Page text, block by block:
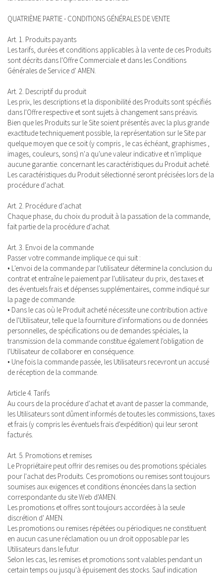
QUATRIÈME PARTIE - CONDITIONS GÉNÉRALES DE VENTE
Art. 1. Produits payants
Les tarifs, durées et conditions applicables à la vente de ces Produits
sont décrits dans l'Offre Commerciale et dans les Conditions
Générales de Service d' AMEN.
Art. 2. Descriptif du produit
Les prix, les descriptions et la disponibilité des Produits sont spécifiés
dans l'Offre respective et sont sujets à changement sans préavis.
Bien que les Produits sur le Site soient présentés avec la plus grande
exactitude techniquement possible, la représentation sur le Site par
quelque moyen que ce soit (y compris , le cas échéant, graphismes ,
images, couleurs, sons) n'a qu'une valeur indicative et n'implique
aucune garantie. concernant les caractéristiques du Produit acheté.
Les caractéristiques du Produit sélectionné seront précisées lors de la
procédure d'achat.
Art. 2. Procédure d'achat
Chaque phase, du choix du produit à la passation de la commande,
fait partie de la procédure d'achat.
Art. 3. Envoi de la commande
Passer votre commande implique ce qui suit :
• L'envoi de la commande par l'utilisateur détermine la conclusion du
contrat et entraîne le paiement par l'utilisateur du prix, des taxes et
des éventuels frais et dépenses supplémentaires, comme indiqué sur
la page de commande.
• Dans le cas où le Produit acheté nécessite une contribution active
de l'Utilisateur, telle que la fourniture d'informations ou de données
personnelles, de spécifications ou de demandes spéciales, la
transmission de la commande constitue également l'obligation de
l'Utilisateur de collaborer en conséquence.
• Une fois la commande passée, les Utilisateurs recevront un accusé
de réception de la commande.
Article 4. Tarifs
Au cours de la procédure d'achat et avant de passer la commande,
les Utilisateurs sont dûment informés de toutes les commissions, taxes
et frais (y compris les éventuels frais d'expédition) qui leur seront
facturés.
Art. 5. Promotions et remises
Le Propriétaire peut offrir des remises ou des promotions spéciales
pour l'achat des Produits. Ces promotions ou remises sont toujours
soumises aux exigences et conditions énoncées dans la section
correspondante du site Web d'AMEN.
Les promotions et offres sont toujours accordées à la seule
discrétion d' AMEN.
Les promotions ou remises répétées ou périodiques ne constituent
en aucun cas une réclamation ou un droit opposable par les
Utilisateurs dans le futur.
Selon les cas, les remises et promotions sont valables pendant un
certain temps ou jusqu'à épuisement des stocks. Sauf indication